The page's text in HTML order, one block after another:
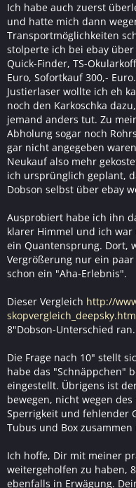
Ich habe auch zuerst
und hatte mich dann
Transportmöglichkeiten
stolperte ich bei ebay
Quick-Finder, TS-
Euro, Sofortkauf 300,-
Justierlaser wollte ich eh
noch den Karkoschka
jemand anders tut. Zu
Abholung sogar noch
gar nicht angegeben
Neukauf also mehr
ich ursprünglich geplant,
Dobson selbst über ebay
Ausprobiert habe ich ihn
klarer Himmel und ich
ein Quantensprung. Dort,
Vergrößerung nur ein
schon ein "Aha-Erlebnis".
Dieser Vergleich http://
skopvergleich_deepsky.htm
8"Dobson-Unterschied ran.
Die Frage nach 10" stellt
habe das "Schnäppchen"
eingestellt. Übrigens ist
bewegen, nicht wegen
Sperrigkeit und fehlender
Tubus und Box
Ich hoffe, Dir mit meiner
weitergeholfen zu haben,
ebenfalls in Erwägung.